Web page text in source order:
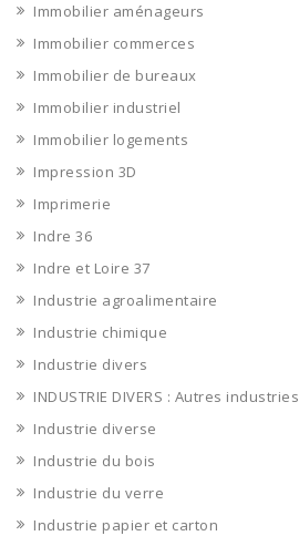
Immobilier aménageurs
Immobilier commerces
Immobilier de bureaux
Immobilier industriel
Immobilier logements
Impression 3D
Imprimerie
Indre 36
Indre et Loire 37
Industrie agroalimentaire
Industrie chimique
Industrie divers
INDUSTRIE DIVERS : Autres industries
Industrie diverse
Industrie du bois
Industrie du verre
Industrie papier et carton